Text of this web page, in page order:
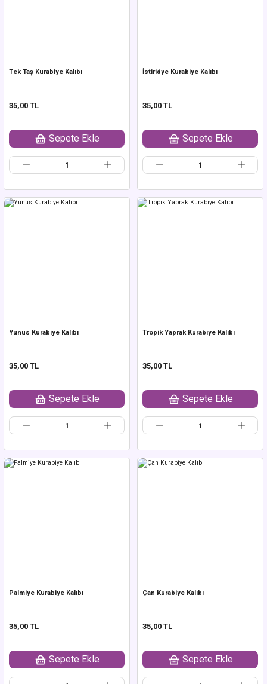
Tek Taş Kurabiye Kalıbı
35,00 TL
Sepete Ekle
İstiridye Kurabiye Kalıbı
35,00 TL
Sepete Ekle
Yunus Kurabiye Kalıbı
35,00 TL
Sepete Ekle
Tropik Yaprak Kurabiye Kalıbı
35,00 TL
Sepete Ekle
Palmiye Kurabiye Kalıbı
35,00 TL
Sepete Ekle
Çan Kurabiye Kalıbı
35,00 TL
Sepete Ekle